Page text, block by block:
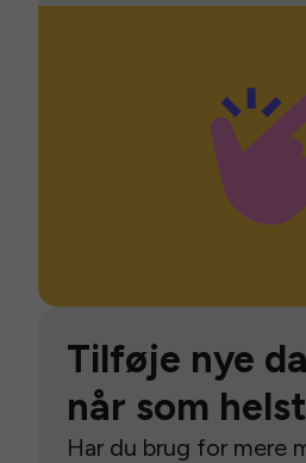
Tilføje nye
når som helst
Har du brug for mere